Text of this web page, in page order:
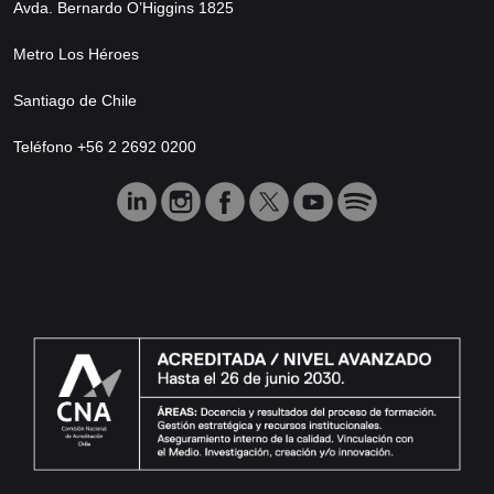
Avda. Bernardo O’Higgins 1825
Metro Los Héroes
Santiago de Chile
Teléfono +56 2 2692 0200